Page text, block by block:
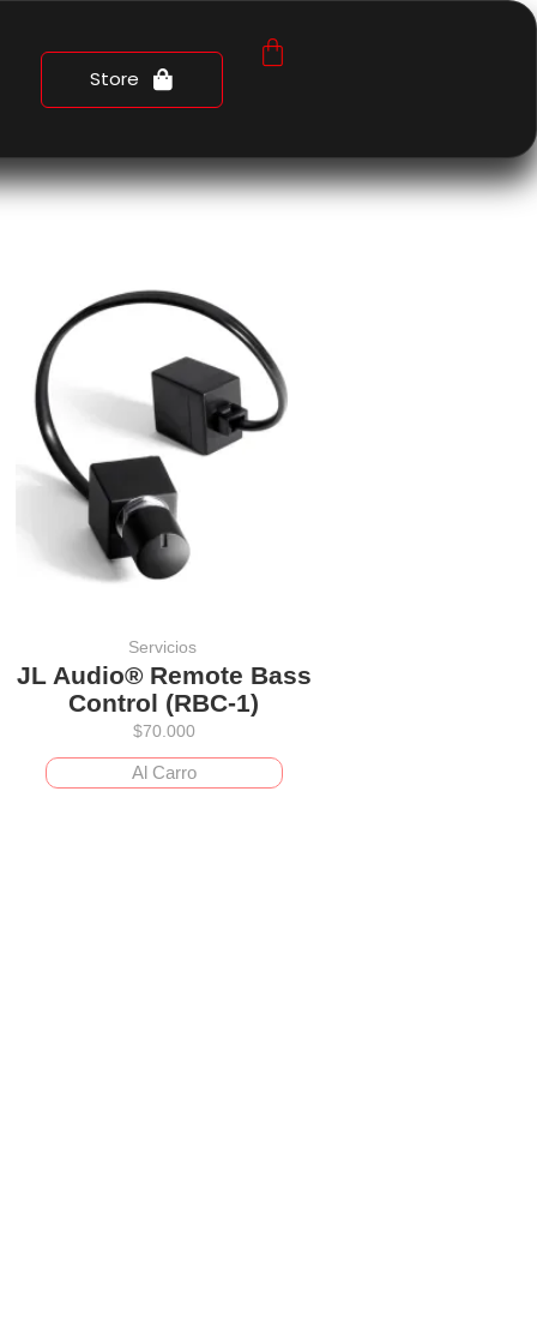
Store
Servicios
JL Audio® Remote Bass
Control (RBC-1)
$70.000
Al Carro